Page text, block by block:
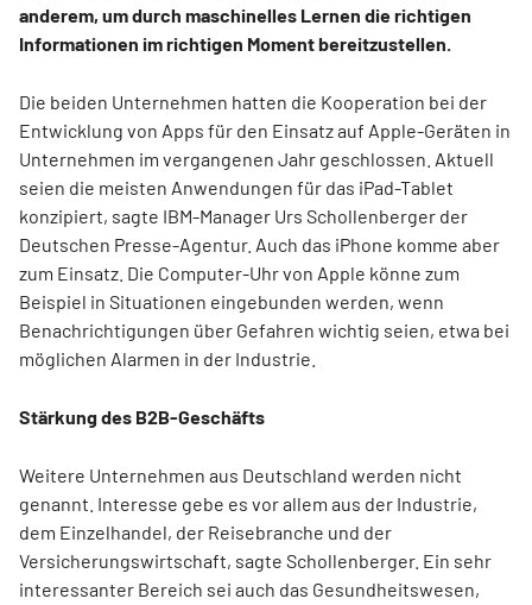
anderem, um durch maschinelles Lernen die richtigen
Informationen im richtigen Moment bereitzustellen.
Die beiden Unternehmen hatten die Kooperation bei der
Entwicklung von Apps für den Einsatz auf Apple-Geräten in
Unternehmen im vergangenen Jahr geschlossen. Aktuell
seien die meisten Anwendungen für das iPad-Tablet
konzipiert, sagte IBM-Manager Urs Schollenberger der
Deutschen Presse-Agentur. Auch das iPhone komme aber
zum Einsatz. Die Computer-Uhr von Apple könne zum
Beispiel in Situationen eingebunden werden, wenn
Benachrichtigungen über Gefahren wichtig seien, etwa bei
möglichen Alarmen in der Industrie.
Stärkung des B2B-Geschäfts
Weitere Unternehmen aus Deutschland werden nicht
genannt. Interesse gebe es vor allem aus der Industrie,
dem Einzelhandel, der Reisebranche und der
Versicherungswirtschaft, sagte Schollenberger. Ein sehr
interessanter Bereich sei auch das Gesundheitswesen,